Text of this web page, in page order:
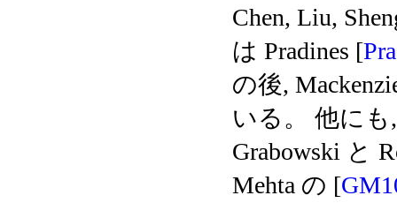
Chen, Liu,
は Pradines [
の後,
いる。 他にも
Grabowski と
Mehta の [